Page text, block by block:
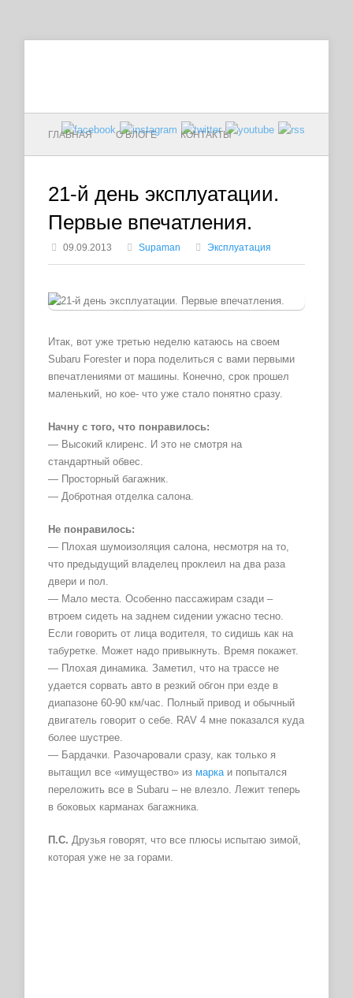
ГЛАВНАЯ О БЛОГЕ КОНТАКТЫ
21-й день эксплуатации.
Первые впечатления.
09.09.2013 Supaman Эксплуатация
Итак, вот уже третью неделю катаюсь на своем
Subaru Forester и пора поделиться с вами первыми
впечатлениями от машины. Конечно, срок прошел
маленький, но кое- что уже стало понятно сразу.
Начну с того, что понравилось:
— Высокий клиренс. И это не смотря на
стандартный обвес.
— Просторный багажник.
— Добротная отделка салона.
Не понравилось:
— Плохая шумоизоляция салона, несмотря на то,
что предыдущий владелец проклеил на два раза
двери и пол.
— Мало места. Особенно пассажирам сзади –
втроем сидеть на заднем сидении ужасно тесно.
Если говорить от лица водителя, то сидишь как на
табуретке. Может надо привыкнуть. Время покажет.
— Плохая динамика. Заметил, что на трассе не
удается сорвать авто в резкий обгон при езде в
диапазоне 60-90 км/час. Полный привод и обычный
двигатель говорит о себе. RAV 4 мне показался куда
более шустрее.
— Бардачки. Разочаровали сразу, как только я
вытащил все «имущество» из маркаи попытался
переложить все в Subaru – не влезло. Лежит теперь
в боковых карманах багажника.
П.С. Друзья говорят, что все плюсы испытаю зимой,
которая уже не за горами.